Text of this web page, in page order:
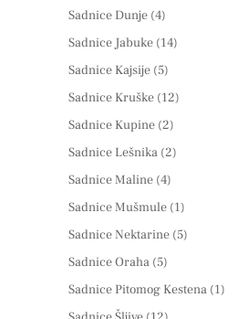
Sadnice Dunje (4)
Sadnice Jabuke (14)
Sadnice Kajsije (5)
Sadnice Kruške (12)
Sadnice Kupine (2)
Sadnice Lešnika (2)
Sadnice Maline (4)
Sadnice Mušmule (1)
Sadnice Nektarine (5)
Sadnice Oraha (5)
Sadnice Pitomog Kestena (1)